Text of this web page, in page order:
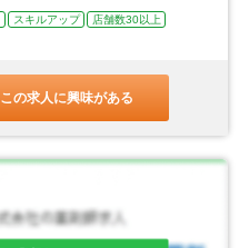
スキルアップ
店舗数30以上
この求人に興味がある